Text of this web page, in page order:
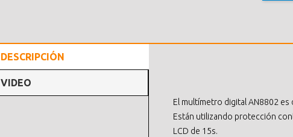
DESCRIPCIÓN
VIDEO
El multímetro digital AN8802
Están utilizando protección
LCD de 15s.